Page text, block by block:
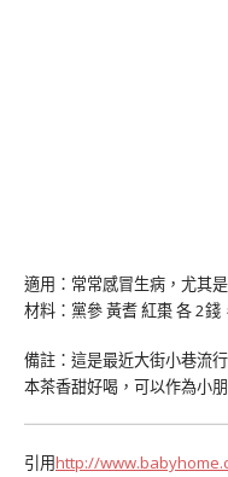
適用：常常感冒生病，尤其
材料：黨參 黃耆 紅棗 各 2錢
備註：這是最近大街小巷流
本茶香甜好喝，可以作為小
引用http://